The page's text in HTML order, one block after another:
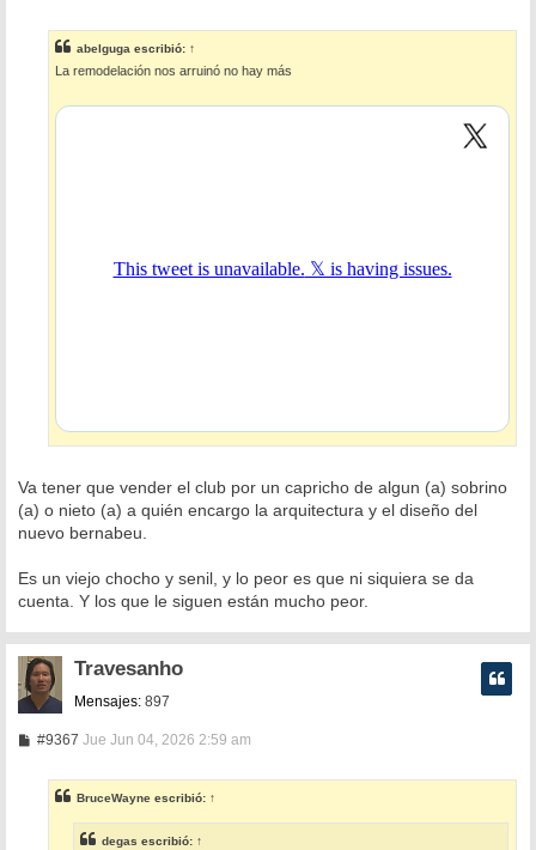
a
j
abelguga escribió: ↑
La remodelación nos arruinó no hay más
Va tener que vender el club por un capricho de algun (a) sobrino
(a) o nieto (a) a quién encargo la arquitectura y el diseño del
nuevo bernabeu.
Es un viejo chocho y senil, y lo peor es que ni siquiera se da
cuenta. Y los que le siguen están mucho peor.
Travesanho
Mensajes: 897
#9367M
a
j
e
Jue Jun 04, 2026 2:59 am
BruceWayne escribió: ↑
degas escribió: ↑